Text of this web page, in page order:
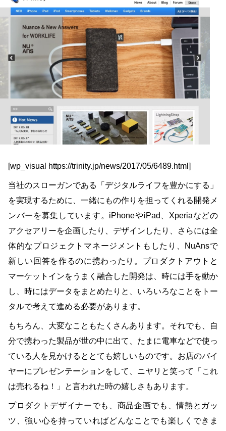
[wp_visual https://trinity.jp/news/2017/05/6489.html]
当社のスローガンである「デジタルライフを豊かにする」
を実現するために、一緒にもの作りを担ってくれる開発メ
ンバーを募集しています。iPhoneやiPad、Xperiaなどの
アクセアリーを企画したり、デザインしたり、さらには全
体的なプロジェクトマネージメントもしたり、NuAnsで
新しい回答を作るのに携わったり。プロダクトアウトと
マーケットインをうまく融合した開発は、時には手を動か
し、時にはデータをまとめたりと、いろいろなことをトー
タルで考えて進める必要があります。
もちろん、大変なこともたくさんあります。それでも、自
分で携わった製品が世の中に出て、たまに電車などで使っ
ている人を見かけるととても嬉しいものです。お店のバイ
ヤーにプレゼンテーションをして、ニヤリと笑って「これ
は売れるね！」と言われた時の嬉しさもあります。
プロダクトデザイナーでも、商品企画でも、情熱とガッ
ツ、強い心を持っていればどんなことでも楽しくできま